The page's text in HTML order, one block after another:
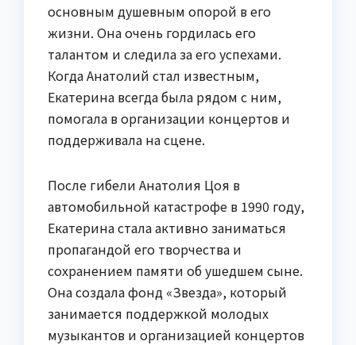
основным душевным опорой в его
жизни. Она очень гордилась его
талантом и следила за его успехами.
Когда Анатолий стал известным,
Екатерина всегда была рядом с ним,
помогала в организации концертов и
поддерживала на сцене.
После гибели Анатолия Цоя в
автомобильной катастрофе в 1990 году,
Екатерина стала активно заниматься
пропагандой его творчества и
сохранением памяти об ушедшем сыне.
Она создала фонд «Звезда», который
занимается поддержкой молодых
музыкантов и организацией концертов